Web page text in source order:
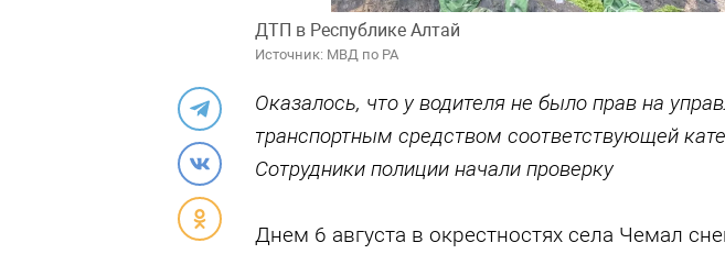
ДТП в Республике Алтай
Источник: МВД по РА
Оказалось, что у водителя не было прав на
транспортным средством соответствующей
Сотрудники полиции начали проверку
Днем 6 августа в окрестностях села Чемал